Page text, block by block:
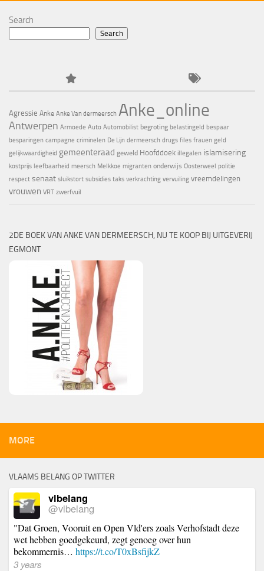
Search
Search
Agressie Anke Anke Van dermeersch Anke_online
Antwerpen Armoede Auto Automobilist begroting belastingeld bespaar
besparingen campagne criminelen De Lijn dermeersch drugs files frauen geld
gelijkwaardigheid gemeenteraad geweld Hoofddoek illegalen islamisering
kostprijs leefbaarheid meersch Melkkoe migranten onderwijs Oosterweel politie
respect senaat sluikstort subsidies taks verkrachting vervuiling vreemdelingen
vrouwen VRT zwerfvuil
2DE BOEK VAN ANKE VAN DERMEERSCH, NU TE KOOP BIJ UITGEVERIJ
EGMONT
MORE
VLAAMS BELANG OP TWITTER
vlbelang
@vlbelang
"Dat Groen, Vooruit en Open Vld'ers zoals Verhofstadt deze
wet hebben goedgekeurd, zegt genoeg over hun
bekommernis… https://t.co/T0xBsfijkZ
3 years